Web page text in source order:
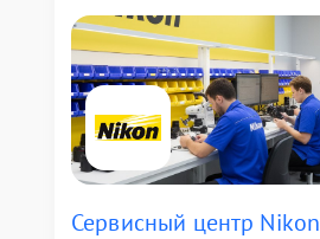
Сервисный центр Nikon